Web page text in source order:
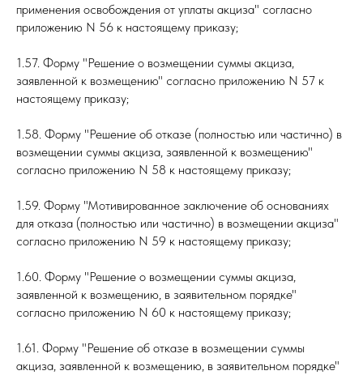
применения освобождения от уплаты акциза" согласно
приложению N 56 к настоящему приказу;
1.57. Форму "Решение о возмещении суммы акциза,
заявленной к возмещению" согласно приложению N 57 к
настоящему приказу;
1.58. Форму "Решение об отказе (полностью или частично) в
возмещении суммы акциза, заявленной к возмещению"
согласно приложению N 58 к настоящему приказу;
1.59. Форму "Мотивированное заключение об основаниях
для отказа (полностью или частично) в возмещении акциза"
согласно приложению N 59 к настоящему приказу;
1.60. Форму "Решение о возмещении суммы акциза,
заявленной к возмещению, в заявительном порядке"
согласно приложению N 60 к настоящему приказу;
1.61. Форму "Решение об отказе в возмещении суммы
акциза, заявленной к возмещению, в заявительном порядке"